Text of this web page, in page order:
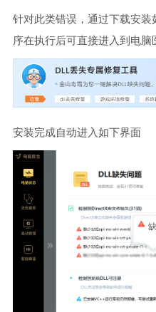
针对此类错误，通过下载安
序在执行后可直接进入到电脑
安装完成自动进入如下界面